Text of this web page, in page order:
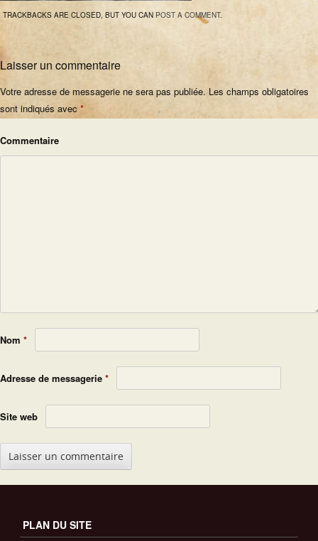
TRACKBACKS ARE CLOSED, BUT YOU CAN POST A COMMENT.
Laisser un commentaire
Votre adresse de messagerie ne sera pas publiée. Les champs obligatoires
sont indiqués avec *
Commentaire
Nom *
Adresse de messagerie *
Site web
PLAN DU SITE